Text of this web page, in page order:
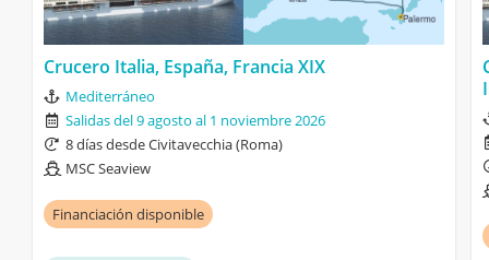
Crucero Italia, España, Francia XIX
Mediterráneo
Salidas del 9 agosto al 1 noviembre 2026
8 días desde Civitavecchia (Roma)
MSC Seaview
Financiación disponible